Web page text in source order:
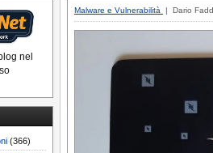
nel
(366)
Malware e Vulnerabilità | Dario